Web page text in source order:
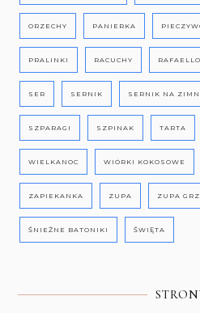
ORZECHY PANIERKA
PRALINKI RACUCHY RAFAELLO
SER SERNIK SERNIK NA
SZPARAGI SZPINAK TARTA
WIELKANOC WIÓRKI KOKOSOWE
ZAPIEKANKA ZUPA ZUPA
ŚNIEŻNE BATONIKI ŚWIĘTA